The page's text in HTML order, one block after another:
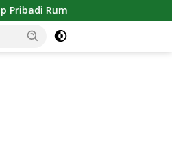
Tutorial Cara Update Versi